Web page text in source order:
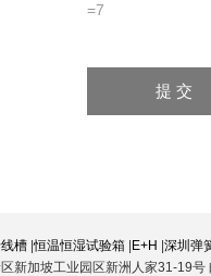
=7
槽 |恒温恒湿试验箱 E+H 深圳弹
新加坡工业园区新洲人家31-19号